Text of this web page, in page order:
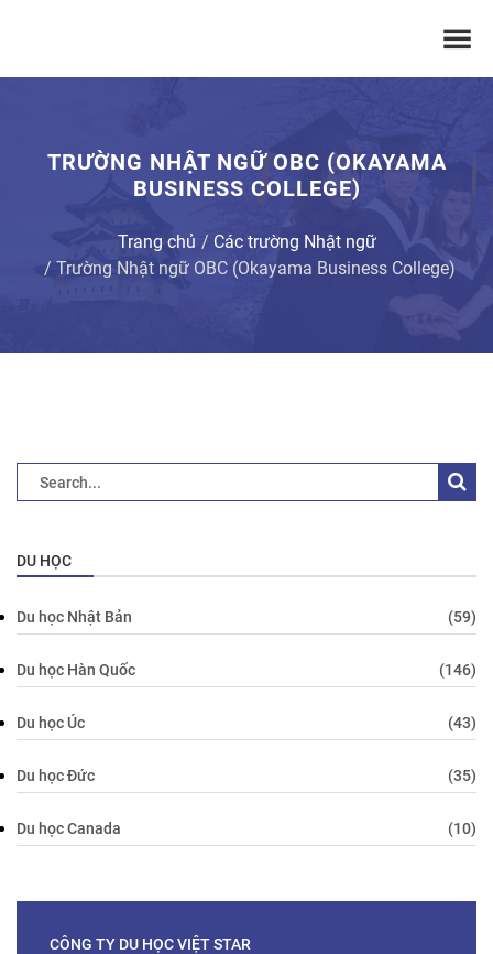
TRƯỜNG NHẬT NGỮ OBC (OKAYAMA
BUSINESS COLLEGE)
Trang chủ
Các trường Nhật ngữ
Trường Nhật ngữ OBC (Okayama Business College)
DU HỌC
Du học Nhật Bản (59)
Du học Hàn Quốc (146)
Du học Úc (43)
Du học Đức (35)
Du học Canada (10)
CÔNG TY DU HỌC VIỆT STAR